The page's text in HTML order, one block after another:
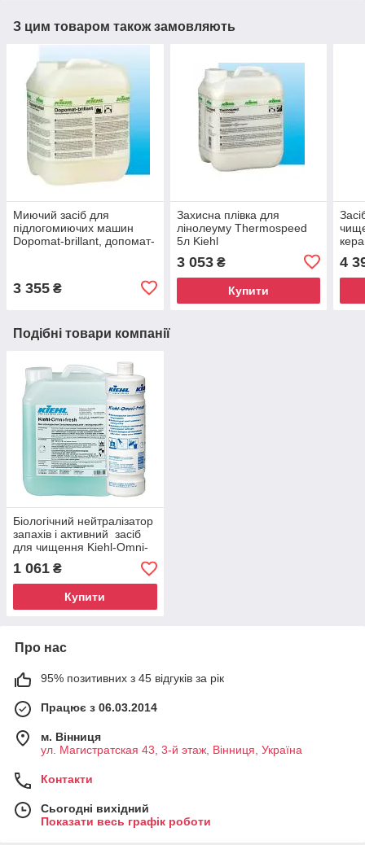
З цим товаром також замовляють
Миючий засіб для
підлогомиючих машин
Dopomat-brillant, допомат-
3 355 ₴
Захисна плівка для
лінолеуму Thermospeed
5л Kiehl
3 053₴
Купити
4
Подібні товари компанії
Біологічний нейтралізатор
запахів і активний засіб
для чищення Kiehl-Omni-
fresh, 1 л, Kiehl
1 061 ₴
Купити
Про нас
95% позитивних з 45 відгуків за рік
Працює з 06.03.2014
м. Вінниця
ул. Магистратская 43, 3-й этаж, Вінниця, Україна
Контакти
Сьогодні вихідний
Показати весь графік роботи